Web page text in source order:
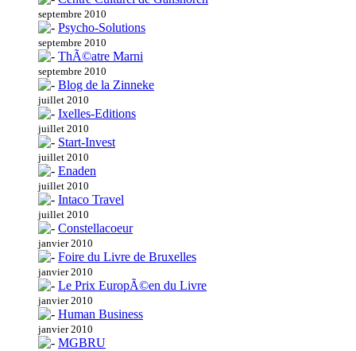
septembre 2010
Psycho-Solutions
septembre 2010
ThÃ©atre Marni
septembre 2010
Blog de la Zinneke
juillet 2010
Ixelles-Editions
juillet 2010
Start-Invest
juillet 2010
Enaden
juillet 2010
Intaco Travel
juillet 2010
Constellacoeur
janvier 2010
Foire du Livre de Bruxelles
janvier 2010
Le Prix EuropÃ©en du Livre
janvier 2010
Human Business
janvier 2010
MGBRU